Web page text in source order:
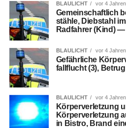
BLAULICHT vor 4 Jahren
Gemein­schaft­lich
stäh­le, Dieb­stahl
Rad­fah­rer (Kind)
BLAULICHT vor 4 Jahren
Gefähr­li­che
fall­flucht (3),
BLAULICHT vor 4 Jahren
Kör­per­ver­let­zung
Kör­per­ver­let­zung
in Bis­tro, Brand